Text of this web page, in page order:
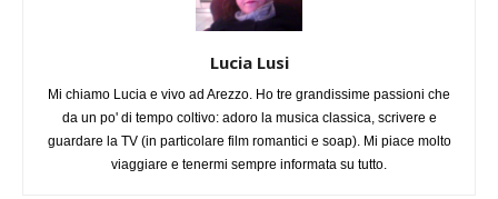
Lucia Lusi
Mi chiamo Lucia e vivo ad Arezzo. Ho tre grandissime passioni che
da un po' di tempo coltivo: adoro la musica classica, scrivere e
guardare la TV (in particolare film romantici e soap). Mi piace molto
viaggiare e tenermi sempre informata su tutto.